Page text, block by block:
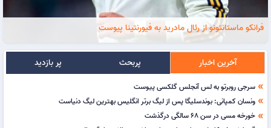
فرانکو ماستانتونو از رئال مادرید به فیورنتینا پیوست
آخرین اخبار پربحث پر بازدید
double_arrow سرجی روبرتو به لس آنجلس گلکسی پیوست
double_arrow ونسان کمپانی: بوندسلیگا پس از لیگ برتر انگلیس بهترین لیگ دنیاست
double_arrow خورخه مسی در سن 68 سالگی درگذشت